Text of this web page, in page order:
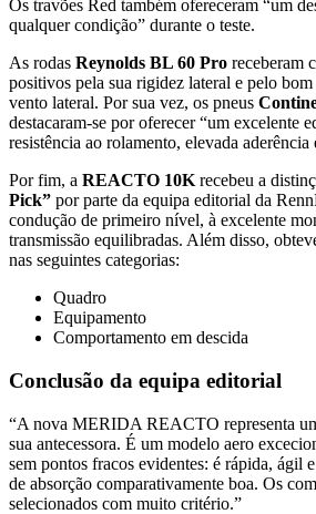
Os travões Red também ofereceram “um
qualquer condição” durante o teste.
As rodas Reynolds BL 60 Pro receberam
positivos pela sua rigidez lateral e pelo
vento lateral. Por sua vez, os pneus
destacaram-se por oferecer “um excelente
resistência ao rolamento, elevada
Por fim, a REACTO 10Krecebeu a
Pick” por parte da equipa editorial da
condução de primeiro nível, à excelente
transmissão equilibradas. Além disso,
nas seguintes categorias:
Quadro
Equipamento
Comportamento em descida
Conclusão da equipa editorial
“A nova MERIDA REACTO representa
sua antecessora. É um modelo aero
sem pontos fracos evidentes: é rápida, ágil
de absorção comparativamente boa. Os
selecionados com muito critério.”